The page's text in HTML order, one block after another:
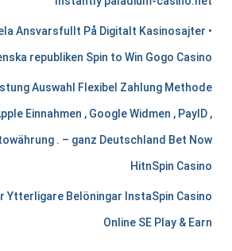
h
a
n
s
Ansvarsfullt På Digitalt Kasinosajter •
republiken Spin to Win Gogo Casino
Auswahl Flexibel Zahlung Methode
Einnahmen , Google Widmen , PayID ,
. – ganz Deutschland Bet Now
HitnSpin Casino
Ytterligare Belöningar InstaSpin Casino
Online SE Play & Earn